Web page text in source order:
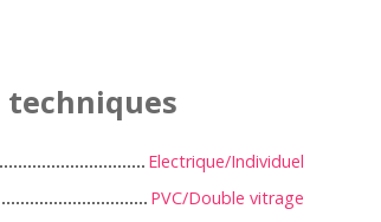
techniques
Electrique/Individuel
PVC/Double vitrage